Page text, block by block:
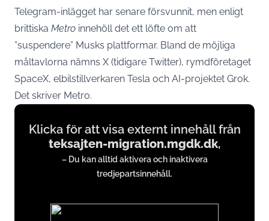
Telegram-inlägget har senare försvunnit, men enligt
brittiska Metro innehöll det ett löfte om att
”suspendere” Musks plattformar. Bland de möjliga
måltavlorna nämns X (tidigare Twitter), rymdföretaget
SpaceX, elbilstillverkaren Tesla och AI-projektet Grok.
Det skriver Metro.
Display
content
Klicka för att visa externt innehåll från
teksajten-migration.mgdk.dk,
– Du kan alltid aktivera och inaktivera
tredjepartsinnehåll.